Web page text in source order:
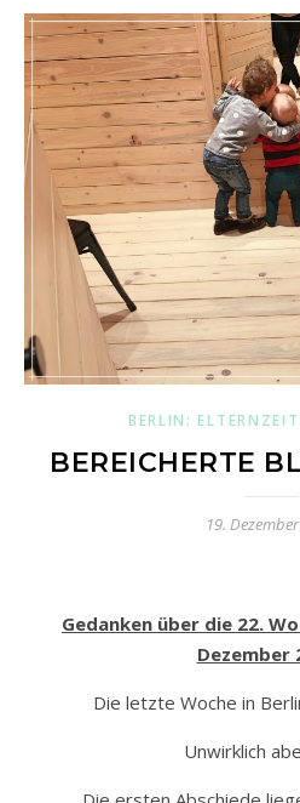
BERLIN:
BEREICHERTE
19.
Gedanken über die 22.
Dezember
Die letzte Woche in
Unwirklich